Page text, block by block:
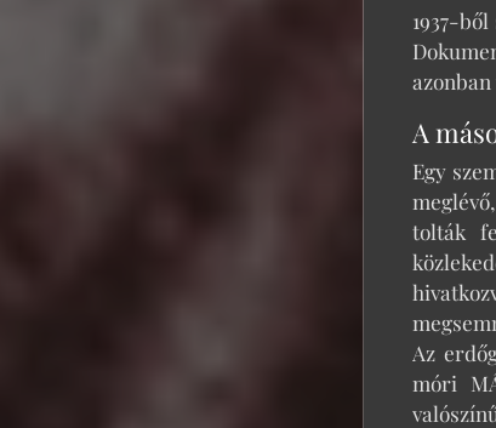
1937-
A
Egy
tolták
Az
móri